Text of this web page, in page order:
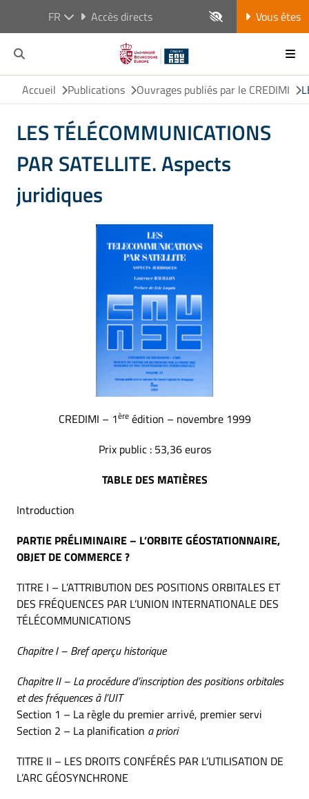
FR Accès directs Vous êtes
Accueil Publications Ouvrages publiés par le CREDIMI
LES TÉLÉCOMMUNICATIONS
PAR SATELLITE. Aspects
juridiques
CREDIMI – 1èreédition – novembre 1999
Prix public : 53,36 euros
TABLE DES MATIÈRES
Introduction
PARTIE PRÉLIMINAIRE – L’ORBITE GÉOSTATIONNAIRE,
OBJET DE COMMERCE ?
TITRE I – L’ATTRIBUTION DES POSITIONS ORBITALES ET
DES FRÉQUENCES PAR L’UNION INTERNATIONALE DES
TÉLÉCOMMUNICATIONS
Chapitre I – Bref aperçu historique
Chapitre II – La procédure d’inscription des positions orbitales
et des fréquences à l’UIT
Section 1 – La règle du premier arrivé, premier servi
Section 2 – La planification a priori
TITRE II – LES DROITS CONFÉRÉS PAR L’UTILISATION DE
L’ARC GÉOSYNCHRONE